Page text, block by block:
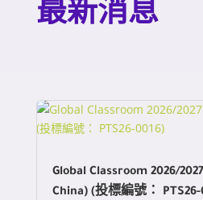
最新消息
Global Classroom 2026/
China) (投標編號： PTS26-